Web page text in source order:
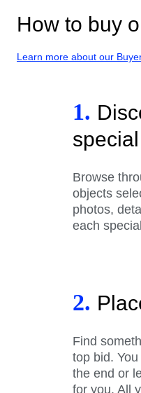
How to buy
Learn more about our
1.
special
Browse
objects
photos,
each
2.
Find
top bid.
the end or
for you. All